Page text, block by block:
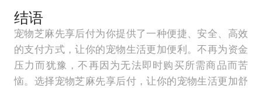
结语
宠物芝麻先享后付为你提供了一种便捷、安全、高效
的支付方式，让你的宠物生活更加便利。不再为资金
压力而犹豫，不再因为无法即时购买所需商品而苦
恼。选择宠物芝麻先享后付，让你的宠物生活更加舒